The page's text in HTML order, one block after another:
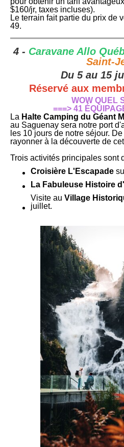
$160/jr, taxes incluses).
Le terrain fait partie du prix de
49.
4 - Caravane Allo
Saint-
Du 5 au 15
Réservé aux
WOW QUEL
===> 41
La Halte Camping du Géant
au Saguenay sera notre port
les 10 jours de notre séjour.
rayonner à la découverte de
Trois activités principales sont
Croisière L'Escapade
La Fabuleuse Histoire
Visite au Village
juillet.